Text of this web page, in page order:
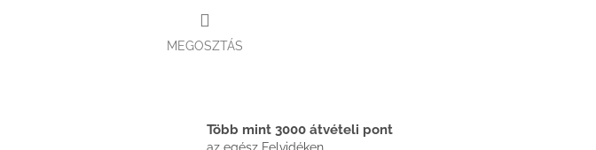
MEGOSZTÁS
Több mint 3000 átvételi pont
az egész Felvidéken